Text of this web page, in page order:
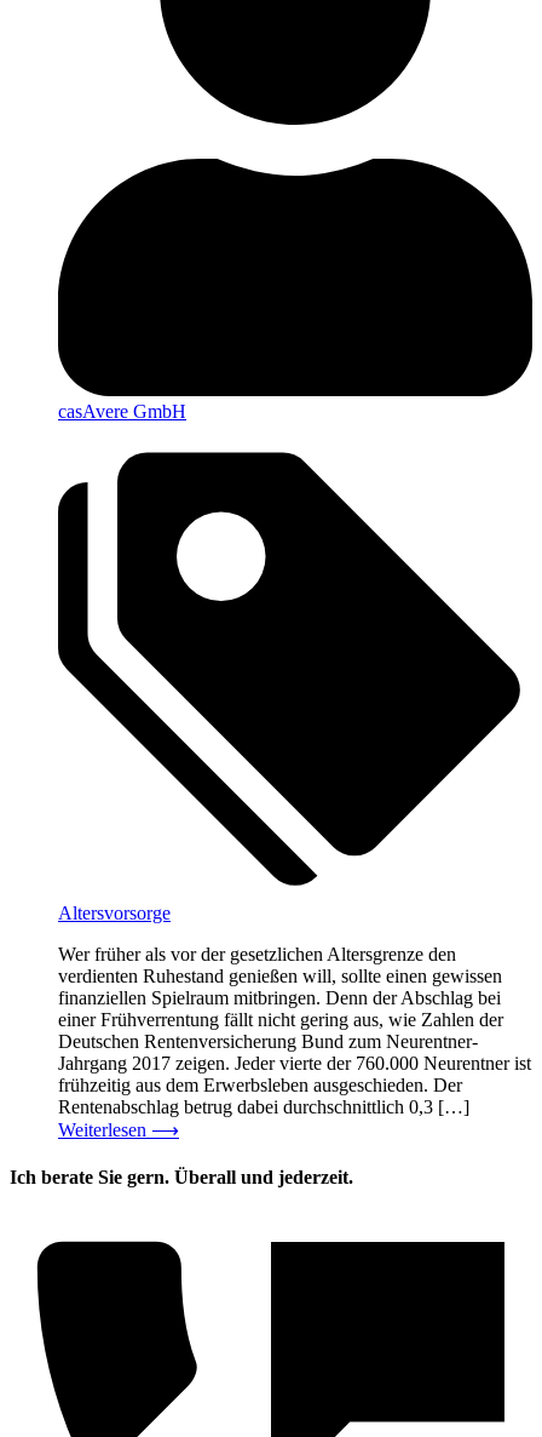
casAvere GmbH
Altersvorsorge
Wer früher als vor der gesetzlichen Altersgrenze den
verdienten Ruhestand genießen will, sollte einen gewissen
finanziellen Spielraum mitbringen. Denn der Abschlag bei
einer Frühverrentung fällt nicht gering aus, wie Zahlen der
Deutschen Rentenversicherung Bund zum Neurentner-
Jahrgang 2017 zeigen. Jeder vierte der 760.000 Neurentner ist
frühzeitig aus dem Erwerbsleben ausgeschieden. Der
Rentenabschlag betrug dabei durchschnittlich 0,3 […]
Weiterlesen ⟶
Ich berate Sie gern. Überall und jederzeit.